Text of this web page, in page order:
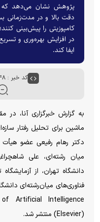
پژوهش نشان می‌دهد که
دقت بالا و در مدت‌زمانی
کامپوزیتی را پیش‌بینی
در افزایش بهره‌وری و
ایفا کند.
کد خبر : ۱۰۶۵۵۴۸
به گزارش خبرگزاری آنا، در
ماشین برای تحلیل رفتار
دکتر رهام رفیعی عضو
میان رشته‌ای، علی
دانشگاه تهران، از
(Elsevier) منتشر شد.